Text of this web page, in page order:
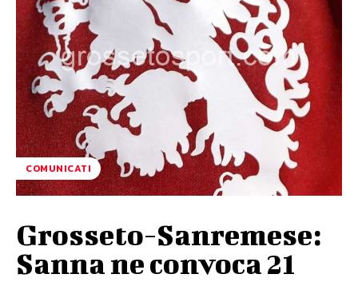
COMUNICATI
Grosseto-Sanremese:
Sanna ne convoca 21